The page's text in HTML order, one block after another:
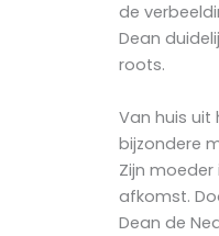
de
Dean
roots.
Van huis uit
bijzondere
Zijn moeder
afkomst.
Dean de